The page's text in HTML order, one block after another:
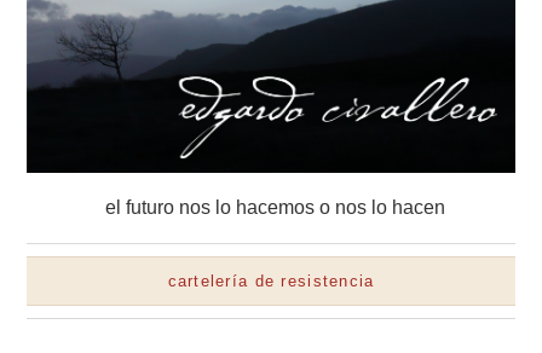
el futuro nos lo hacemos o nos lo hacen
cartelería de resistencia